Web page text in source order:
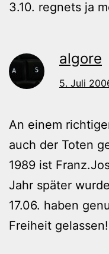
3.10. regnets ja
algore
5. Juli
An einem
auch der Toten
1989 ist
Jahr später
17.06. haben
Freiheit gelassen!